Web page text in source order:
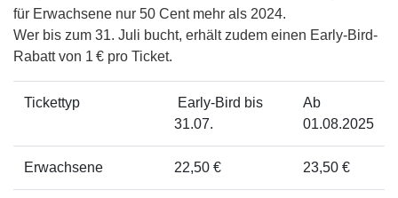
für Erwachsene nur 50 Cent mehr als 2024.
Wer bis zum 31. Juli bucht, erhält zudem einen Early-Bird-
Rabatt von 1 € pro Ticket.
Tickettyp
Early-Bird bis
31.07.
Ab
01.08.2025
Erwachsene 22,50 € 23,50 €